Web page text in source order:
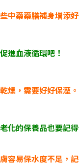
中藥藥膳補身增添
進血液循環吧！
燥，需要好好保溼。
化的保養品也要記
容易保水度不足，